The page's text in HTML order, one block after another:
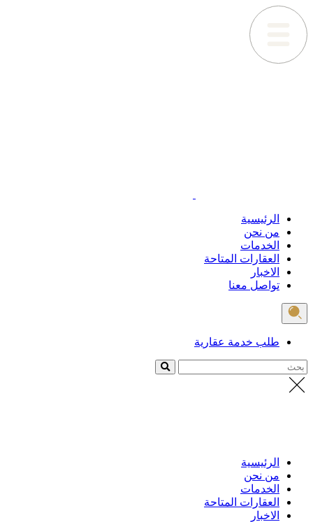
الرئيسية
من نحن
الخدمات
العقارات المتاحة
الاخبار
تواصل معنا
طلب خدمة عقارية
بحث
الرئيسية
من نحن
الخدمات
العقارات المتاحة
الاخبار